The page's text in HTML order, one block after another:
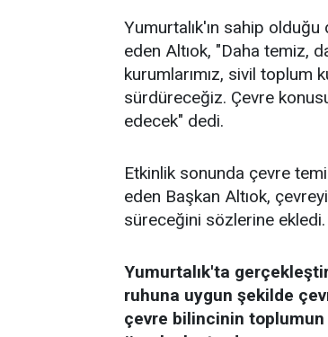
Yumurtalık'ın sahip
eden Altıok, "Daha temiz,
kurumlarımız, sivil toplum
sürdüreceğiz. Çevre
edecek" dedi.
Etkinlik sonunda çevre
eden Başkan Altıok,
süreceğini sözlerine ekledi.
Yumurtalık'ta
ruhuna uygun şekilde
çevre bilincinin toplumun